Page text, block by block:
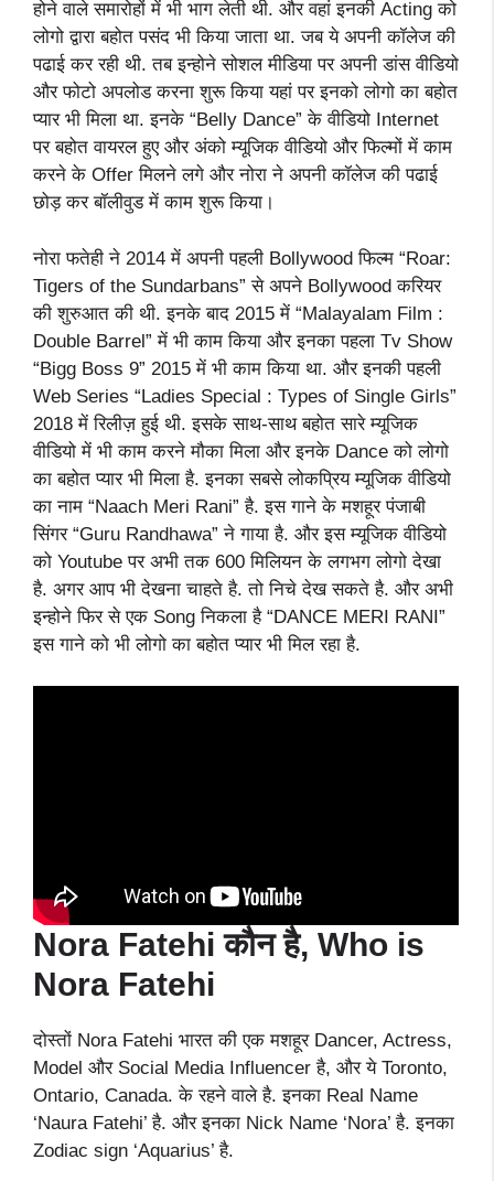
होने वाले समारोहों में भी भाग लेती थी. और वहां इनकी Acting को
लोगो द्वारा बहोत पसंद भी किया जाता था. जब ये अपनी कॉलेज की
पढाई कर रही थी. तब इन्होने सोशल मीडिया पर अपनी डांस वीडियो
और फोटो अपलोड करना शुरू किया यहां पर इनको लोगो का बहोत
प्यार भी मिला था. इनके “Belly Dance” के वीडियो Internet
पर बहोत वायरल हुए और अंको म्यूजिक वीडियो और फिल्मों में काम
करने के Offer मिलने लगे और नोरा ने अपनी कॉलेज की पढाई
छोड़ कर बॉलीवुड में काम शुरू किया।
नोरा फतेही ने 2014 में अपनी पहली Bollywood फिल्म “Roar:
Tigers of the Sundarbans” से अपने Bollywood करियर
की शुरुआत की थी. इनके बाद 2015 में “Malayalam Film :
Double Barrel” में भी काम किया और इनका पहला Tv Show
“Bigg Boss 9” 2015 में भी काम किया था. और इनकी पहली
Web Series “Ladies Special : Types of Single Girls”
2018 में रिलीज़ हुई थी. इसके साथ-साथ बहोत सारे म्यूजिक
वीडियो में भी काम करने मौका मिला और इनके Dance को लोगो
का बहोत प्यार भी मिला है. इनका सबसे लोकप्रिय म्यूजिक वीडियो
का नाम “Naach Meri Rani” है. इस गाने के मशहूर पंजाबी
सिंगर “Guru Randhawa” ने गाया है. और इस म्यूजिक वीडियो
को Youtube पर अभी तक 600 मिलियन के लगभग लोगो देखा
है. अगर आप भी देखना चाहते है. तो निचे देख सकते है. और अभी
इन्होने फिर से एक Song निकला है “DANCE MERI RANI”
इस गाने को भी लोगो का बहोत प्यार भी मिल रहा है.
Nora Fatehi कौन है, Who is
Nora Fatehi
दोस्तों Nora Fatehi भारत की एक मशहूर Dancer, Actress,
Model और Social Media Influencer है, और ये Toronto,
Ontario, Canada. के रहने वाले है. इनका Real Name
‘Naura Fatehi’ है. और इनका Nick Name ‘Nora’ है. इनका
Zodiac sign ‘Aquarius’ है.